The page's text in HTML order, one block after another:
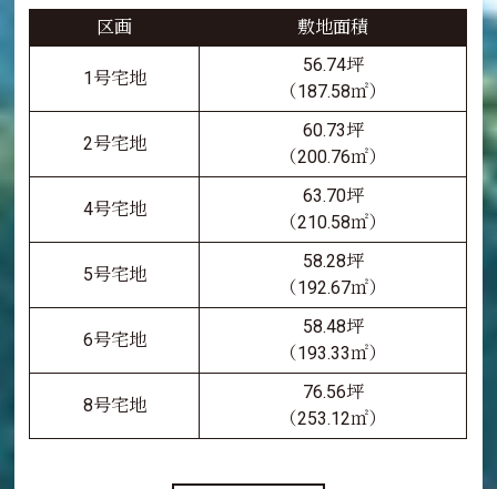
区画 敷地面積
1号宅地
56.74坪
（187.58㎡）
2号宅地
60.73坪
（200.76㎡）
4号宅地
63.70坪
（210.58㎡）
5号宅地
58.28坪
（192.67㎡）
6号宅地
58.48坪
（193.33㎡）
8号宅地
76.56坪
（253.12㎡）